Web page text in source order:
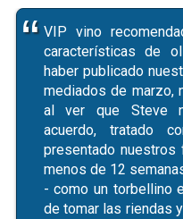
VIP vino
características de
haber publicado
mediados de marzo,
al ver que Steve
acuerdo, tratado
presentado
menos de 12
- como un torbellino
de tomar las riendas